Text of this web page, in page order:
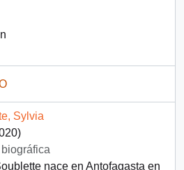
Sylvia
nace en Antofagasta en